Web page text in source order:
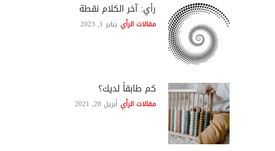
رأي: آخر الكلام نقطة
مقالات الرأي يناير 1, 2023
كم طابقاً لديك؟
مقالات الرأي أبريل 28, 2021